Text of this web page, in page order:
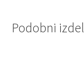
Podobni